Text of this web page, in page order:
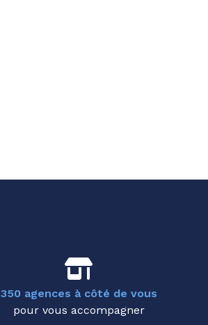
350 agences à côté de vous
pour vous accompagner